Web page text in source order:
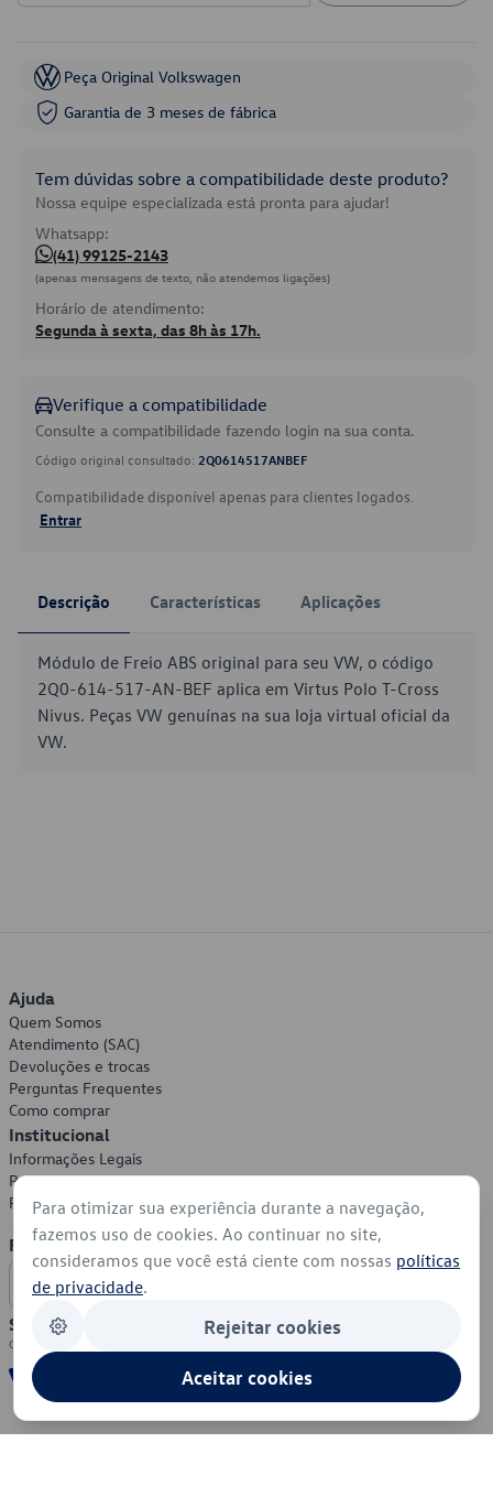
Peça Original Volkswagen
Garantia de 3 meses de fábrica
Tem dúvidas sobre a compatibilidade deste produto?
Nossa equipe especializada está pronta para ajudar!
Whatsapp:
(41) 99125-2143
(apenas mensagens de texto, não atendemos ligações)
Horário de atendimento:
Segunda à sexta, das 8h às 17h.
Verifique a compatibilidade
Consulte a compatibilidade fazendo login na sua conta.
Código original consultado: 2Q0614517ANBEF
Compatibilidade disponível apenas para clientes logados.
Entrar
Descrição Características Aplicações
Módulo de Freio ABS original para seu VW, o código
2Q0-614-517-AN-BEF aplica em Virtus Polo T-Cross
Nivus. Peças VW genuínas na sua loja virtual oficial da
VW.
Ajuda
Quem Somos
Atendimento (SAC)
Devoluções e trocas
Perguntas Frequentes
Como comprar
Institucional
Informações Legais
Política de Privacidade
Política de Cookies
Formas de Pagamento
Segurança
Para otimizar sua experiência durante a navegação,
fazemos uso de cookies. Ao continuar no site,
consideramos que você está ciente com nossas políticas
de privacidade.
Rejeitar cookies
Aceitar cookies